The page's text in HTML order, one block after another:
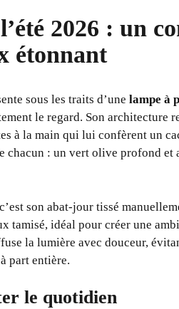
2026 : un
étonnant
sous les traits d’une lampe à
le regard. Son architecture
à la main qui lui confèrent un
chacun : un vert olive profond et
son abat-jour tissé
tamisé, idéal pour créer une
la lumière avec douceur,
part entière.
le quotidien